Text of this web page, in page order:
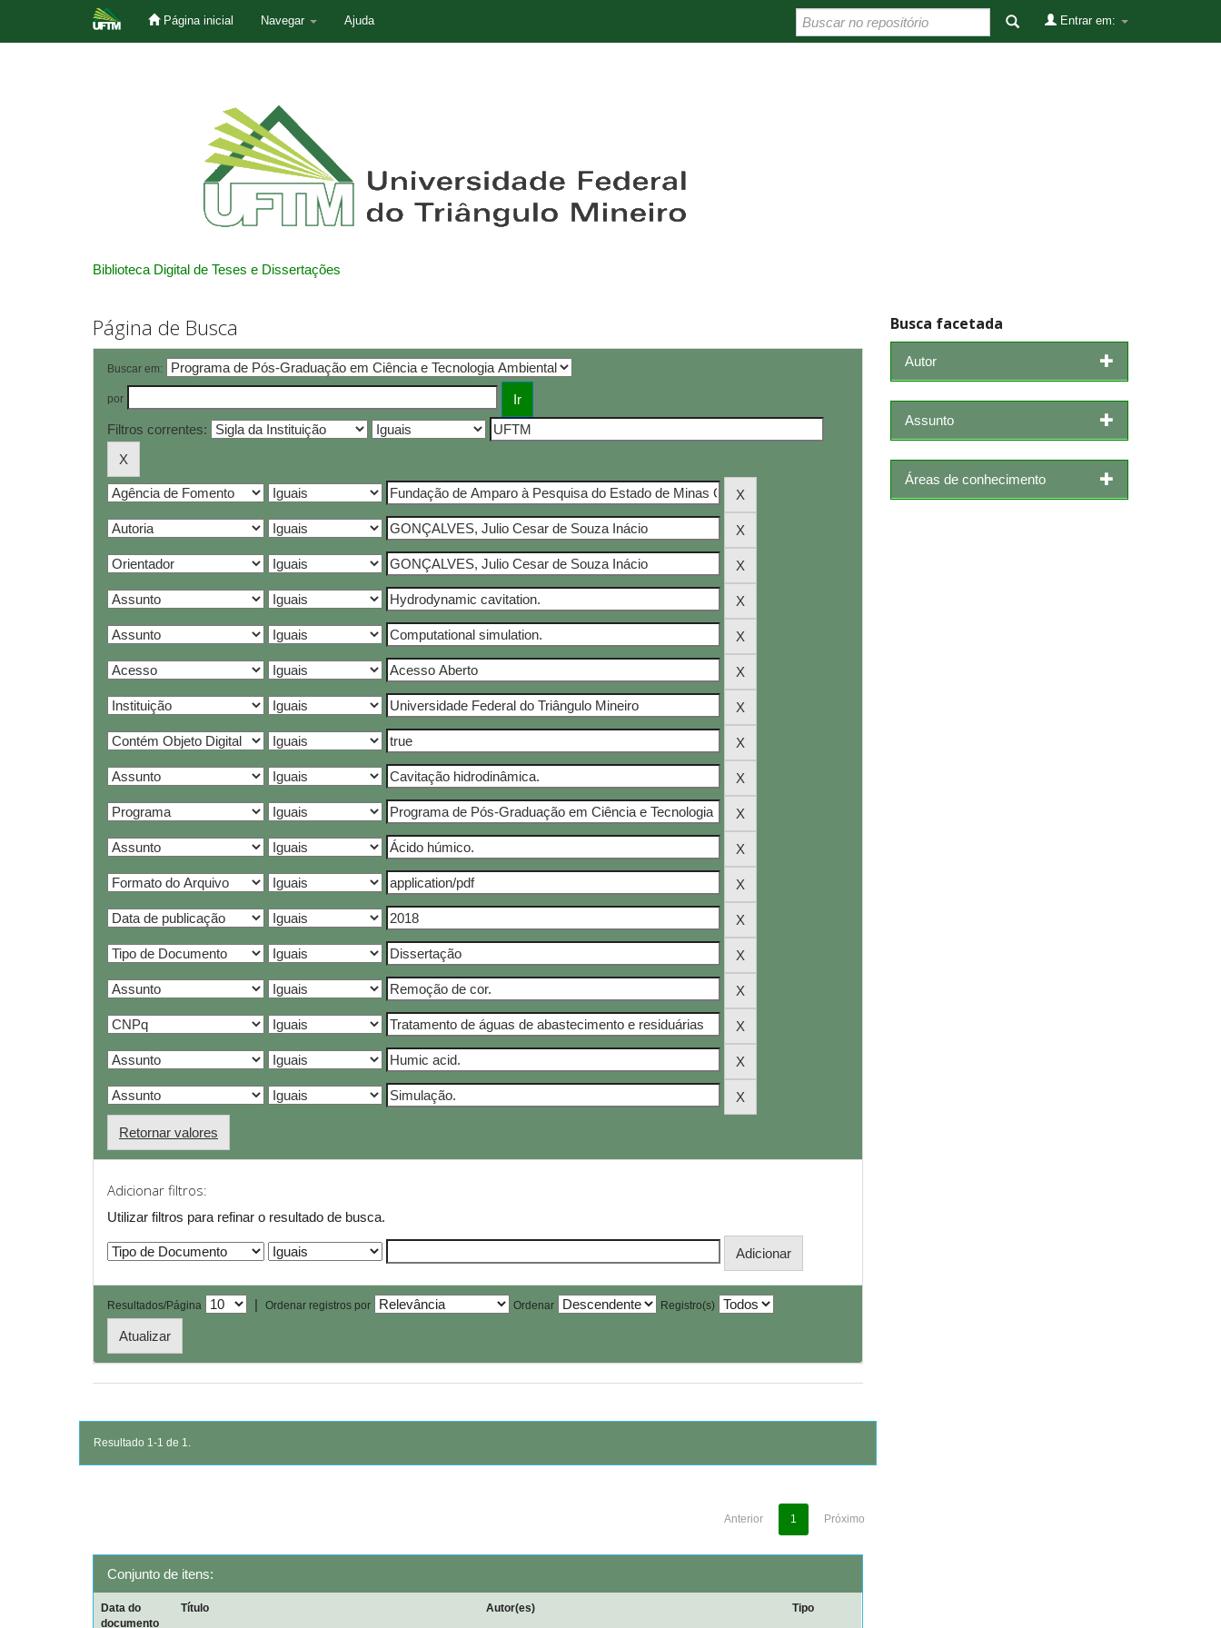
Página inicial Navegar Ajuda Entrar em:
Biblioteca Digital de Teses e Dissertações
Página de Busca
Buscar em:
por
Filtros correntes:
Retornar valores
Adicionar filtros:
Utilizar filtros para refinar o resultado de busca.
Resultados/Página | Ordenar registros por Ordenar Registro(s)
Resultado 1-1 de 1.
Anterior 1 Próximo
Conjunto de itens:
Data do
documento
Título Autor(es) Tipo
Busca facetada
Autor
Assunto
Áreas de conhecimento